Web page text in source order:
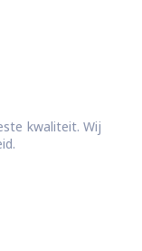
kwaliteit. Wij